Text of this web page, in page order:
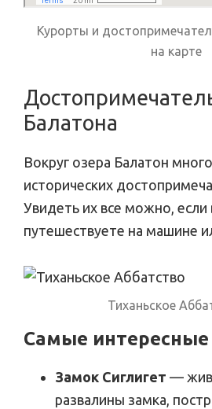
Курорты и
на карте
Балатона
Вокруг озера Балатон
исторических
Увидеть их все можно, если
путешествуете на машине
Тиханьское
Самые интересные
Замок Сиглигет —
развалины замка,